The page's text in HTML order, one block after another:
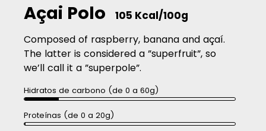
Açai Polo 105 Kcal/100g
Composed of raspberry, banana and açaí.
The latter is considered a ”superfruit”, so
we’ll call it a ”superpole”.
Hidratos de carbono (de 0 a 60g)
Proteínas (de 0 a 20g)